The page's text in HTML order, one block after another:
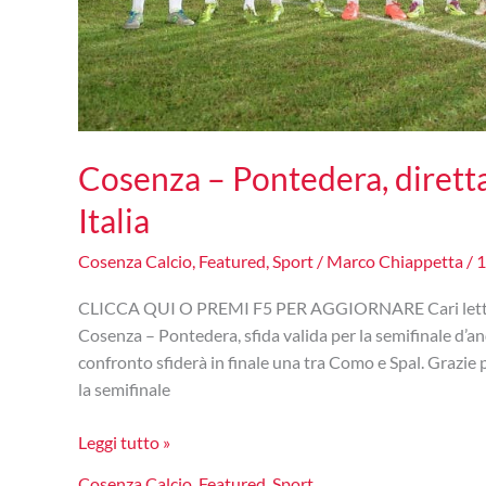
Cosenza – Pontedera,
Italia
Cosenza Calcio, Featured,Sport / Marco Chiappetta /
CLICCA QUI O PREMI F5 PER AGGIORNARE Cari
Cosenza – Pontedera, sfida valida per la semifinale
confronto sfiderà in finale una tra Como e Spal.
la semifinale
Cosenza
Leggi tutto »